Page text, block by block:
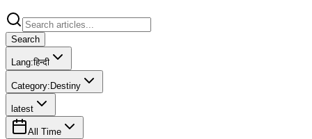
Search
Lang:हिन्दी
Category: Destiny
latest
All Time